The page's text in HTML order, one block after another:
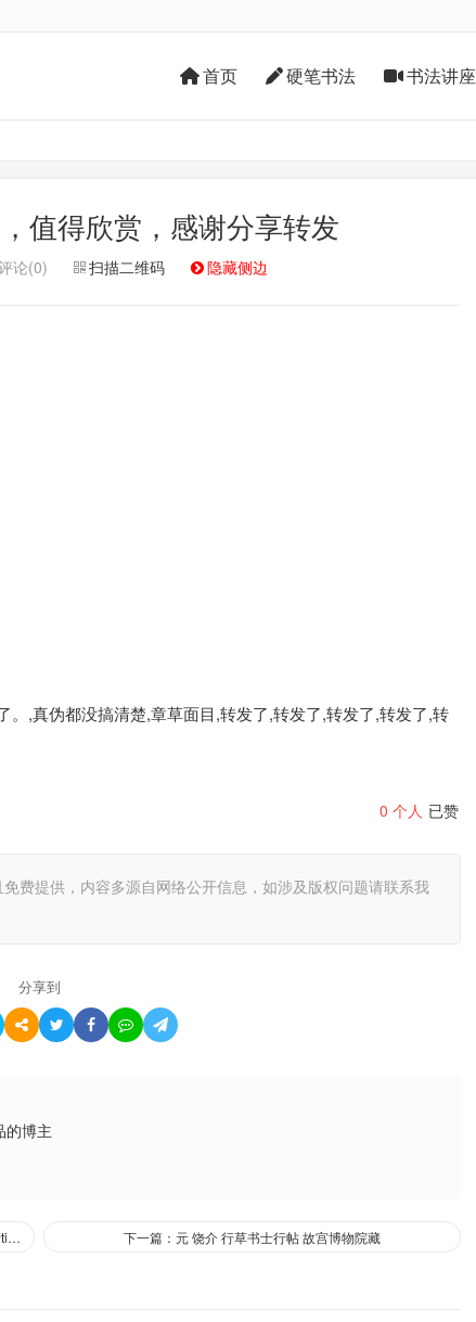
首页 硬笔书法 书法讲座
值得欣赏，感谢分享转发
论(0) 扫描二维码 隐藏侧边
,真伪都没搞清楚,章草面目,转发了,转发了,转发了,转发了,转
0 个人 已赞
费提供，内容多源自网络公开信息，如涉及版权问题请联系我
分享到
的博主
上一篇：明王铎《赠张抱一行书诗卷》全卷高清大图969M【高清tif】 下一篇：元 饶介 行草书士行帖 故宫博物院藏